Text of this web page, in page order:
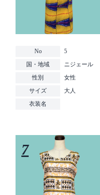
No
5
国・地域
ニジェール
性別
女性
サイズ
大人
衣装名
7